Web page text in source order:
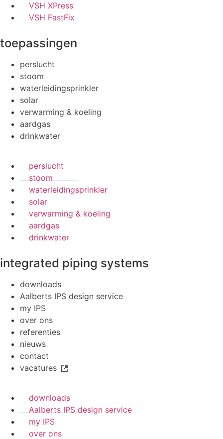
VSH XPress
VSH FastFix
toepassingen
perslucht
stoom
waterleidingsprinkler
solar
verwarming & koeling
aardgas
drinkwater
perslucht
stoom
waterleidingsprinkler
solar
verwarming & koeling
aardgas
drinkwater
integrated piping systems
downloads
Aalberts IPS design service
my IPS
over ons
referenties
nieuws
contact
vacatures
downloads
Aalberts IPS design service
my IPS
over ons